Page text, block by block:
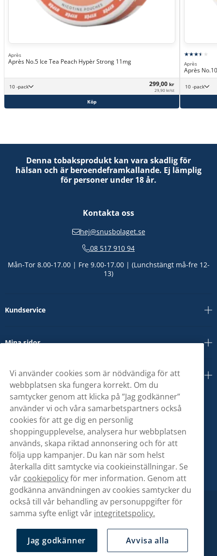
Après
Après No.5 Ice Tea Peach Hypèr Strong 11mg
10 -pack 299,00 kr
29,90 kr/st
Köp
Après
Après
10 -pack
Denna tobaksprodukt kan vara skadlig för
hälsan och är beroendeframkallande. Ej lämplig
för personer under 18 år.
Kontakta oss
hej@snusbolaget.se
08 517 910 94
Mån-Tor 8.00-17.00 | Fre 9.00-17.00 | (Lunchstängt må-fre 12-
13)
Kundservice
Mina sidor
Om oss
Vi använder cookies som är nödvändiga för att
webbplatsen ska fungera korrekt. Om du
samtycker genom att klicka på ”Jag godkänner”
använder vi och våra samarbetspartners också
cookies för att ge dig en personlig
shoppingupplevelse, analysera hur webbplatsen
används, skapa riktad annonsering och för att
följa upp kampanjer. Du kan när som helst
återkalla ditt samtycke via cookieinställningar. Se
vår cookiepolicyför mer information. Genom att
godkänna användningen av cookies samtycker du
också till vår behandling av personuppgifter för
samma syfte enligt vår integritetspolicy.
Jag godkänner Avvisa alla